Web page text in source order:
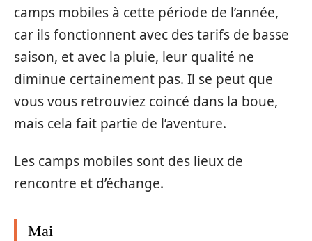
camps mobiles à cette période de l’année,
car ils fonctionnent avec des tarifs de basse
saison, et avec la pluie, leur qualité ne
diminue certainement pas. Il se peut que
vous vous retrouviez coincé dans la boue,
mais cela fait partie de l’aventure.
Les camps mobiles sont des lieux de
rencontre et d’échange.
Mai